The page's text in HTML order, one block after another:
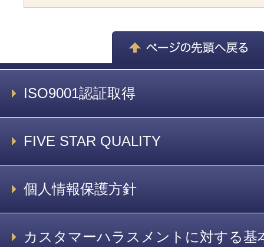
ISO9001認証取得
FIVE STAR QUALITY
個人情報保護方針
カスタマーハラスメントに対する基